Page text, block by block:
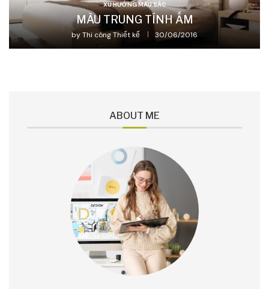
XU HƯỚNG MÀU SẮC
MÀU TRUNG TÍNH ẤM
byThi công Thiết kế 30/06/2016
ABOUT ME